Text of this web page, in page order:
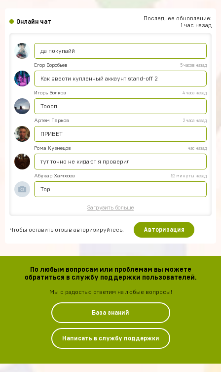
Онлайн чат
Последнее обновление:
1 час назад
Это рили рили
да покупайй
Егор Воробьев 5 часов назад
Как ввести купленный аккаунт stand-off 2
Игорь Волков 4 часа назад
Тоооп
Артем Парков 2 часа назад
ПРИВЕТ
Рома Кузнецов час назад
тут точно не кидают я проверил
Абукар Хамхоев 52 минуты назад
Top
Загрузить больше
Чтобы оставить отзыв авторизируйтесь. Авторизация
По любым вопросам или проблемам вы можете
обратиться в службу поддержки пользователей.
Мы с радостью ответим на любые вопросы!
База знаний
Написать в службу поддержки